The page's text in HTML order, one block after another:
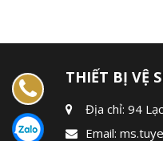
THIẾT BỊ VỆ
Địa chỉ: 94
Email: